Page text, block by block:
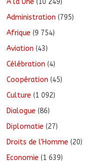
A la Une (10 249)
Administration (795)
Afrique (9 754)
Aviation (43)
Célébration (4)
Coopération (45)
Culture (1 092)
Dialogue (86)
Diplomatie (27)
Droits de l'Homme (20)
Economie (1 639)